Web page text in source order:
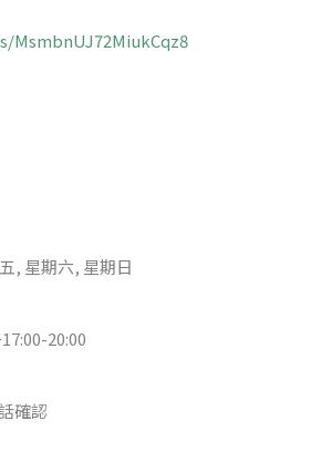
, 星期六, 星期日
20:00
確認